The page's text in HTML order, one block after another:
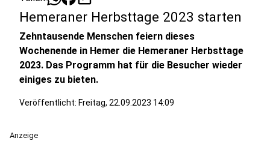
Hemeraner Herbsttage 2023 starten
Zehntausende Menschen feiern dieses
Wochenende in Hemer die Hemeraner Herbsttage
2023. Das Programm hat für die Besucher wieder
einiges zu bieten.
Veröffentlicht: Freitag, 22.09.2023 14:09
Anzeige